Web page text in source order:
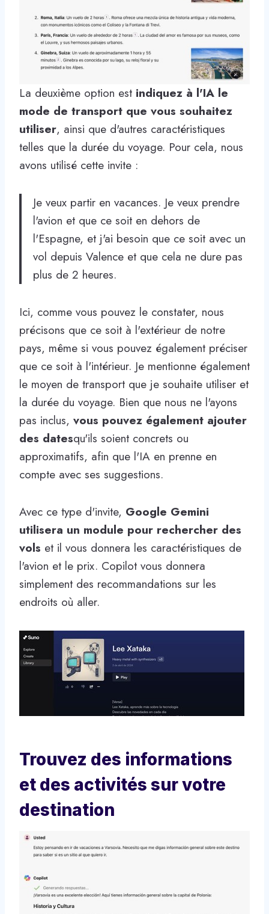
La deuxième option est indiquez à l'IA le
mode de transport que vous souhaitez
utiliser, ainsi que d'autres caractéristiques
telles que la durée du voyage. Pour cela, nous
avons utilisé cette invite :
Je veux partir en vacances. Je veux prendre
l'avion et que ce soit en dehors de
l'Espagne, et j'ai besoin que ce soit avec un
vol depuis Valence et que cela ne dure pas
plus de 2 heures.
Ici, comme vous pouvez le constater, nous
précisons que ce soit à l'extérieur de notre
pays, même si vous pouvez également préciser
que ce soit à l'intérieur. Je mentionne également
le moyen de transport que je souhaite utiliser et
la durée du voyage. Bien que nous ne l'ayons
pas inclus, vous pouvez également ajouter
des datesqu'ils soient concrets ou
approximatifs, afin que l'IA en prenne en
compte avec ses suggestions.
Avec ce type d'invite, Google Gemini
utilisera un module pour rechercher des
vols et il vous donnera les caractéristiques de
l'avion et le prix. Copilot vous donnera
simplement des recommandations sur les
endroits où aller.
Trouvez des informations
et des activités sur votre
destination